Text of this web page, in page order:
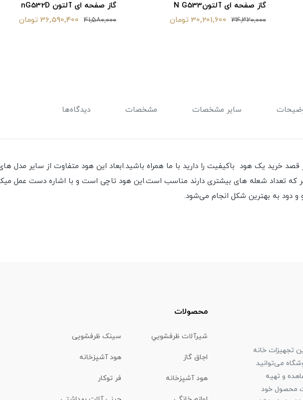
گاز صفحه ای آلتونN G533
34,320,000 30,201,600 تومان
گاز صفحه ای آلتون nG532D
41,580,000 36,590,400 تومان
سایر مشخصات مشخصات دیدگاه‌ها
و دود به بهترین شکل انجام می‌شود.
تجهیزات خانه
می‌توانید
و تهیه
محصول خود
محصولات
شیرآلات ظرفشويي سینک ظرفشویی
اجاق گاز هود آشپزخانه
هود آشپزخانه فر توکار